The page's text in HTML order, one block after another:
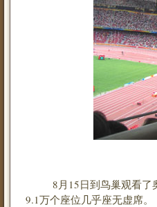
8月15日到鸟巢观看了奥
9.1万个座位几乎座无虚席。